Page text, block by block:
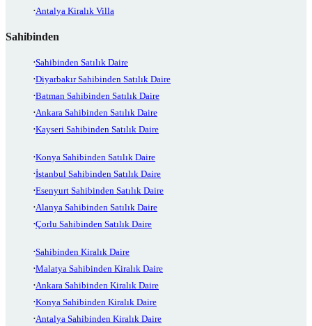
Antalya Kiralık Villa
Sahibinden
Sahibinden Satılık Daire
Diyarbakır Sahibinden Satılık Daire
Batman Sahibinden Satılık Daire
Ankara Sahibinden Satılık Daire
Kayseri Sahibinden Satılık Daire
Konya Sahibinden Satılık Daire
İstanbul Sahibinden Satılık Daire
Esenyurt Sahibinden Satılık Daire
Alanya Sahibinden Satılık Daire
Çorlu Sahibinden Satılık Daire
Sahibinden Kiralık Daire
Malatya Sahibinden Kiralık Daire
Ankara Sahibinden Kiralık Daire
Konya Sahibinden Kiralık Daire
Antalya Sahibinden Kiralık Daire